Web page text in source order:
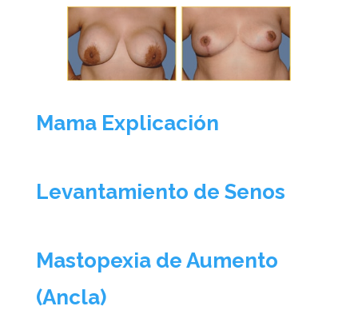
Mama Explicación
Levantamiento de Senos
Mastopexia de Aumento
(Ancla)